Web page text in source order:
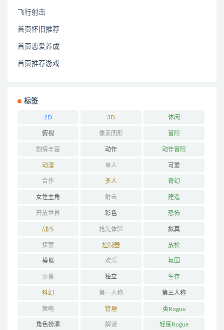
飞行射击
首页怀旧推荐
首页恋爱养成
首页推荐游戏
标签
2D 3D 休闲
俯视 像素图形 冒险
剧情丰富 动作 动作冒险
动漫 单人 可爱
合作 多人 奇幻
女性主角 射击 建造
开放世界 彩色 恐怖
战斗 抢先体验 拟真
探索 控制器 放松
模拟 欢乐 氛围
沙盒 独立 生存
科幻 第一人称 第三人称
策略 管理 类Rogue
角色扮演 解谜 轻度Rogue